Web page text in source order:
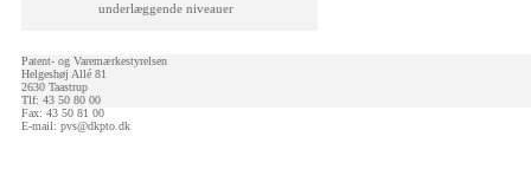
underlæggende niveauer
Patent- og Varemærkestyrelsen
Helgeshøj Allé 81
2630 Taastrup
Tlf: 43 50 80 00
Fax: 43 50 81 00
E-mail: pvs@dkpto.dk